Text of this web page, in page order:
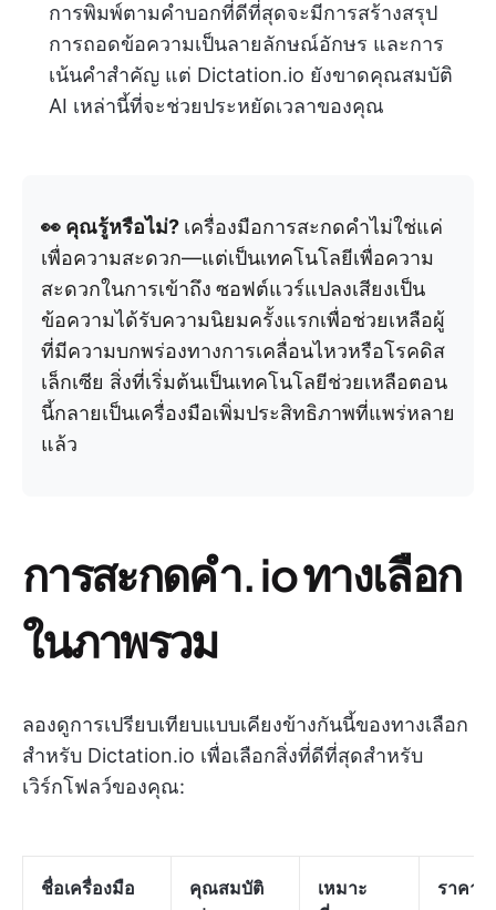
การพิมพ์ตามคำบอกที่ดีที่สุดจะมีการสร้างสรุป
การถอดข้อความเป็นลายลักษณ์อักษร และการ
เน้นคำสำคัญ แต่ Dictation.io ยังขาดคุณสมบัติ
AI เหล่านี้ที่จะช่วยประหยัดเวลาของคุณ
👀 คุณรู้หรือไม่? เครื่องมือการสะกดคำไม่ใช่แค่
เพื่อความสะดวก—แต่เป็นเทคโนโลยีเพื่อความ
สะดวกในการเข้าถึง ซอฟต์แวร์แปลงเสียงเป็น
ข้อความได้รับความนิยมครั้งแรกเพื่อช่วยเหลือผู้
ที่มีความบกพร่องทางการเคลื่อนไหวหรือโรคดิส
เล็กเซีย สิ่งที่เริ่มต้นเป็นเทคโนโลยีช่วยเหลือตอน
นี้กลายเป็นเครื่องมือเพิ่มประสิทธิภาพที่แพร่หลาย
แล้ว
การสะกดคำ. io ทางเลือก
ในภาพรวม
ลองดูการเปรียบเทียบแบบเคียงข้างกันนี้ของทางเลือก
สำหรับ Dictation.io เพื่อเลือกสิ่งที่ดีที่สุดสำหรับ
เวิร์กโฟลว์ของคุณ:
ชื่อเครื่องมือ
คุณสมบัติ
เหมาะ
ราคา